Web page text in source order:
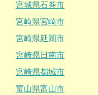
宮城県石巻市
宮崎県宮崎市
宮崎県延岡市
宮崎県日南市
宮崎県都城市
富山県富山市